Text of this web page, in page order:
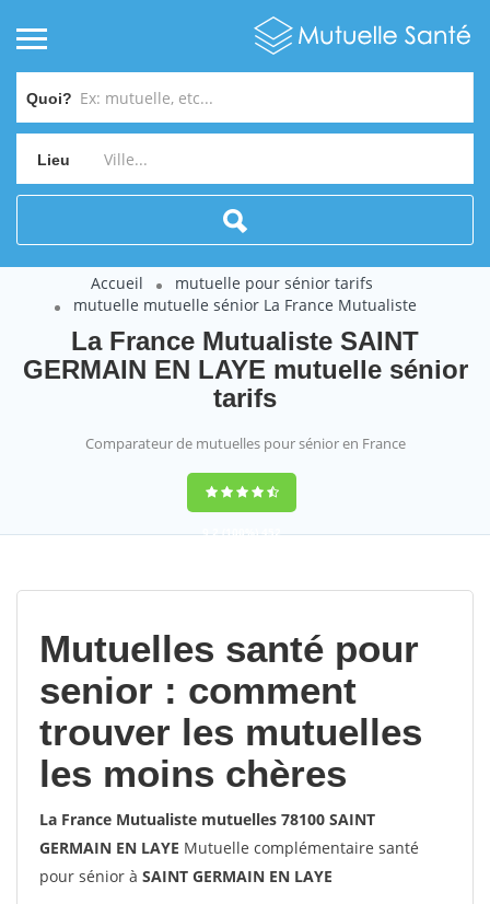
Quoi?
Lieu
Accueil
mutuelle pour sénior tarifs
mutuelle mutuelle sénior La France Mutualiste
La France Mutualiste SAINT
GERMAIN EN LAYE mutuelle sénior
tarifs
Comparateur de mutuelles pour sénior en France
9,2(100%)452
Mutuelles santé pour
senior : comment
trouver les mutuelles
les moins chères
La France Mutualiste mutuelles 78100 SAINT
GERMAIN EN LAYE Mutuelle complémentaire santé
pour sénior à SAINT GERMAIN EN LAYE